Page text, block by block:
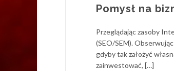
Pomysł na
Przeglądając zasoby
(SEO/SEM).
gdyby tak założyć
zainwestować, […]